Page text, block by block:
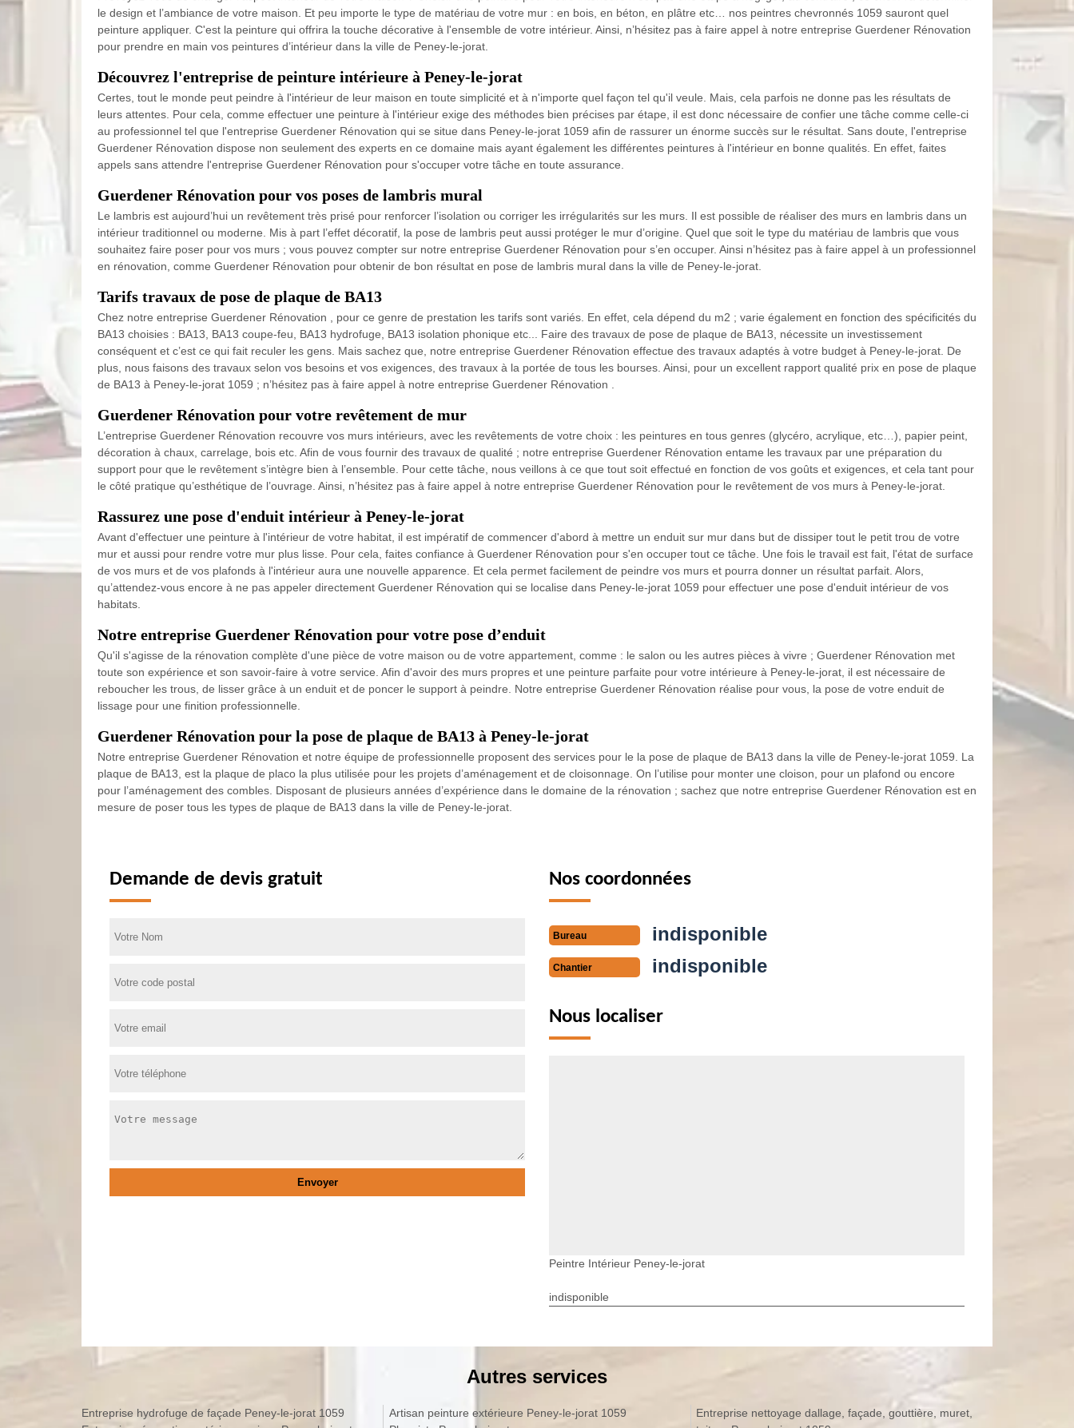
le design et l’ambiance de votre maison. Et peu importe le type de matériau de votre mur : en bois, en béton, en plâtre etc… nos peintres chevronnés 1059 sauront quel
peinture appliquer. C'est la peinture qui offrira la touche décorative à l'ensemble de votre intérieur. Ainsi, n’hésitez pas à faire appel à notre entreprise Guerdener Rénovation
pour prendre en main vos peintures d’intérieur dans la ville de Peney-le-jorat.
Découvrez l'entreprise de peinture intérieure à Peney-le-jorat
Certes, tout le monde peut peindre à l'intérieur de leur maison en toute simplicité et à n'importe quel façon tel qu'il veule. Mais, cela parfois ne donne pas les résultats de
leurs attentes. Pour cela, comme effectuer une peinture à l'intérieur exige des méthodes bien précises par étape, il est donc nécessaire de confier une tâche comme celle-ci
au professionnel tel que l'entreprise Guerdener Rénovation qui se situe dans Peney-le-jorat 1059 afin de rassurer un énorme succès sur le résultat. Sans doute, l'entreprise
Guerdener Rénovation dispose non seulement des experts en ce domaine mais ayant également les différentes peintures à l'intérieur en bonne qualités. En effet, faites
appels sans attendre l'entreprise Guerdener Rénovation pour s'occuper votre tâche en toute assurance.
Guerdener Rénovation pour vos poses de lambris mural
Le lambris est aujourd’hui un revêtement très prisé pour renforcer l’isolation ou corriger les irrégularités sur les murs. Il est possible de réaliser des murs en lambris dans un
intérieur traditionnel ou moderne. Mis à part l’effet décoratif, la pose de lambris peut aussi protéger le mur d’origine. Quel que soit le type du matériau de lambris que vous
souhaitez faire poser pour vos murs ; vous pouvez compter sur notre entreprise Guerdener Rénovation pour s’en occuper. Ainsi n’hésitez pas à faire appel à un professionnel
en rénovation, comme Guerdener Rénovation pour obtenir de bon résultat en pose de lambris mural dans la ville de Peney-le-jorat.
Tarifs travaux de pose de plaque de BA13
Chez notre entreprise Guerdener Rénovation , pour ce genre de prestation les tarifs sont variés. En effet, cela dépend du m2 ; varie également en fonction des spécificités du
BA13 choisies : BA13, BA13 coupe-feu, BA13 hydrofuge, BA13 isolation phonique etc... Faire des travaux de pose de plaque de BA13, nécessite un investissement
conséquent et c’est ce qui fait reculer les gens. Mais sachez que, notre entreprise Guerdener Rénovation effectue des travaux adaptés à votre budget à Peney-le-jorat. De
plus, nous faisons des travaux selon vos besoins et vos exigences, des travaux à la portée de tous les bourses. Ainsi, pour un excellent rapport qualité prix en pose de plaque
de BA13 à Peney-le-jorat 1059 ; n’hésitez pas à faire appel à notre entreprise Guerdener Rénovation .
Guerdener Rénovation pour votre revêtement de mur
L’entreprise Guerdener Rénovation recouvre vos murs intérieurs, avec les revêtements de votre choix : les peintures en tous genres (glycéro, acrylique, etc…), papier peint,
décoration à chaux, carrelage, bois etc. Afin de vous fournir des travaux de qualité ; notre entreprise Guerdener Rénovation entame les travaux par une préparation du
support pour que le revêtement s’intègre bien à l’ensemble. Pour cette tâche, nous veillons à ce que tout soit effectué en fonction de vos goûts et exigences, et cela tant pour
le côté pratique qu’esthétique de l’ouvrage. Ainsi, n’hésitez pas à faire appel à notre entreprise Guerdener Rénovation pour le revêtement de vos murs à Peney-le-jorat.
Rassurez une pose d'enduit intérieur à Peney-le-jorat
Avant d'effectuer une peinture à l'intérieur de votre habitat, il est impératif de commencer d'abord à mettre un enduit sur mur dans but de dissiper tout le petit trou de votre
mur et aussi pour rendre votre mur plus lisse. Pour cela, faites confiance à Guerdener Rénovation pour s'en occuper tout ce tâche. Une fois le travail est fait, l'état de surface
de vos murs et de vos plafonds à l'intérieur aura une nouvelle apparence. Et cela permet facilement de peindre vos murs et pourra donner un résultat parfait. Alors,
qu’attendez-vous encore à ne pas appeler directement Guerdener Rénovation qui se localise dans Peney-le-jorat 1059 pour effectuer une pose d'enduit intérieur de vos
habitats.
Notre entreprise Guerdener Rénovation pour votre pose d’enduit
Qu'il s'agisse de la rénovation complète d'une pièce de votre maison ou de votre appartement, comme : le salon ou les autres pièces à vivre ; Guerdener Rénovation met
toute son expérience et son savoir-faire à votre service. Afin d'avoir des murs propres et une peinture parfaite pour votre intérieure à Peney-le-jorat, il est nécessaire de
reboucher les trous, de lisser grâce à un enduit et de poncer le support à peindre. Notre entreprise Guerdener Rénovation réalise pour vous, la pose de votre enduit de
lissage pour une finition professionnelle.
Guerdener Rénovation pour la pose de plaque de BA13 à Peney-le-jorat
Notre entreprise Guerdener Rénovation et notre équipe de professionnelle proposent des services pour le la pose de plaque de BA13 dans la ville de Peney-le-jorat 1059. La
plaque de BA13, est la plaque de placo la plus utilisée pour les projets d’aménagement et de cloisonnage. On l’utilise pour monter une cloison, pour un plafond ou encore
pour l’aménagement des combles. Disposant de plusieurs années d’expérience dans le domaine de la rénovation ; sachez que notre entreprise Guerdener Rénovation est en
mesure de poser tous les types de plaque de BA13 dans la ville de Peney-le-jorat.
Demande de devis gratuit Nos coordonnées
Bureau indisponible
Chantier indisponible
Nous localiser
Peintre Intérieur Peney-le-jorat
indisponible
Autres services
Entreprise hydrofuge de façade Peney-le-jorat 1059
Artisan peinture extérieure Peney-le-jorat 1059
Entreprise nettoyage dallage, façade, gouttière, muret,